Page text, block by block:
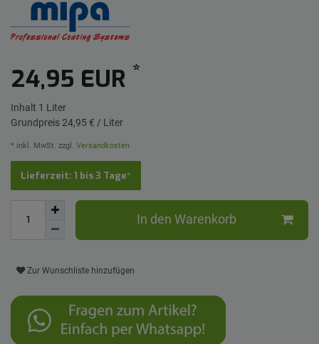
24,95 EUR *
Inhalt 1 Liter
Grundpreis 24,95 € / Liter
* inkl. MwSt. zzgl. Versandkosten
Lieferzeit: 1 bis 3 Tage*
In den Warenkorb
Zur Wunschliste hinzufügen